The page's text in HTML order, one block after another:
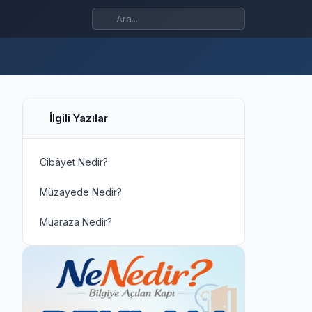
İlgili Yazılar
Cibâyet Nedir?
Müzayede Nedir?
Muaraza Nedir?